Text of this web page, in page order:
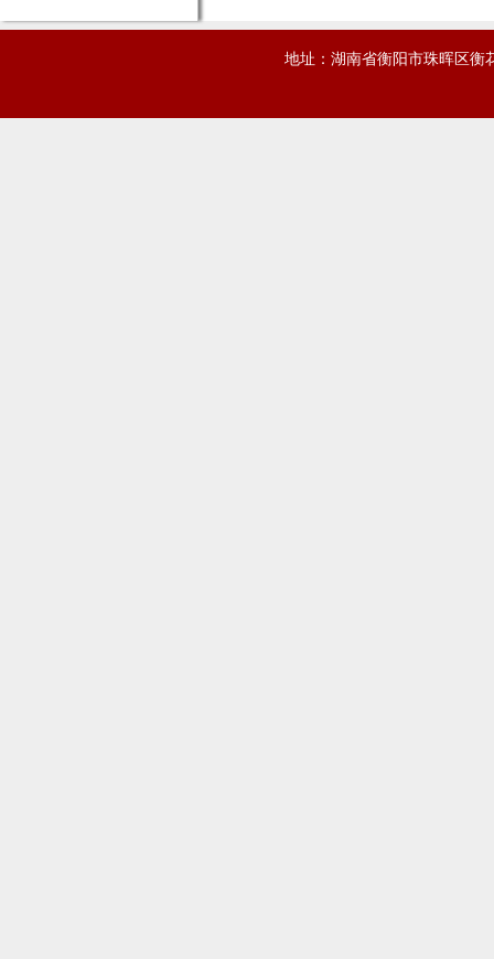
地址：湖南省衡阳市珠晖区衡